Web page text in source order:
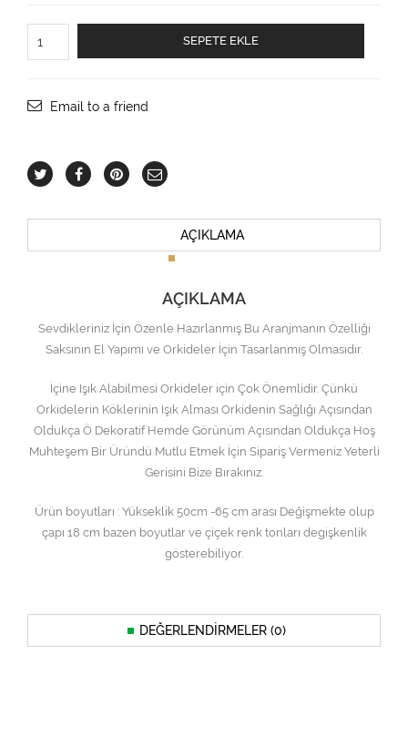
Orkide
Saksida
SEPETE EKLE
Email to a friend
AÇIKLAMA
AÇIKLAMA
Sevdikleriniz İçin Özenle Hazırlanmış Bu Aranjmanın Özelliği
Saksının El Yapımı ve Orkideler İçin Tasarlanmış Olmasıdır.
İçine Işık Alabilmesi Orkideler için Çok Önemlidir. Çünkü
Orkidelerin Köklerinin Işık Alması Orkidenin Sağlığı Açısından
Oldukça Ö Dekoratif Hemde Görünüm Açısından Oldukça Hoş
Muhteşem Bir Üründü Mutlu Etmek İçin Sipariş Vermeniz Yeterli
Gerisini Bize Bırakınız.
Ürün boyutları : Yükseklik 50cm -65 cm arası Değişmekte olup
çapı 18 cm bazen boyutlar ve çiçek renk tonları degişkenlik
gösterebiliyor.
DEĞERLENDIRMELER (0)